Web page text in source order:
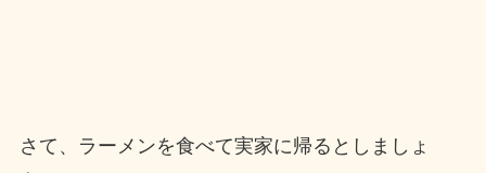
さて、ラーメンを食べて実家に帰るとしましょ